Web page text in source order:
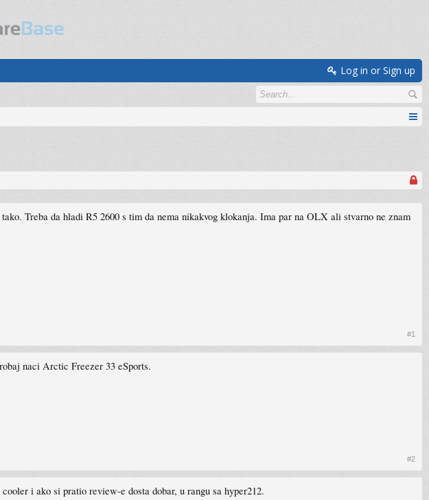
Log in or Sign up
Treba da hladi R5 2600 s tim da nema nikakvog klokanja. Ima par na OLX ali stvarno ne znam
#1
naci Arctic Freezer 33 eSports.
#2
i ako si pratio review-e dosta dobar, u rangu sa hyper212.